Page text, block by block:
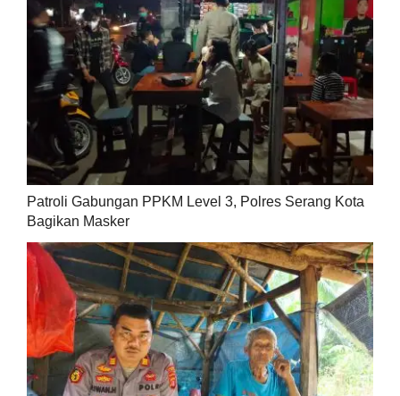
Patroli Gabungan PPKM Level 3, Polres Serang Kota
Bagikan Masker